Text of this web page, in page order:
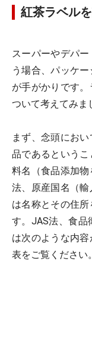
紅茶ラベル
スーパーやデパ
う場合、パッケ
が手がかりです
ついて考えてみま
まず、念頭にお
品であるという
料名（食品添加
法、原産国名（
は名称とその住
す。JAS法、食品
は次のような内
表をご覧ください。